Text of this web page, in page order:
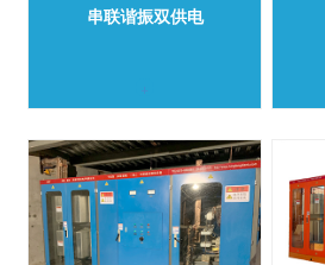
串联谐振双供电
+